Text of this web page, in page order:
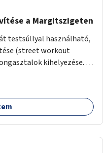
a Margitszigeten
testsúllyal használható,
(street workout
kihelyezése. A
válna elérhetővé a
asztal sem